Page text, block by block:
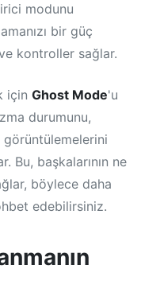
modunu
bir güç
kontroller sağlar.
için Ghost Mode'u
durumunu,
Bu, başkalarının ne
böylece daha
edebilirsiniz.